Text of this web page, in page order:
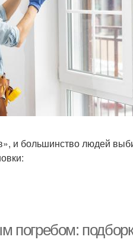
и большинство людей
погребом: